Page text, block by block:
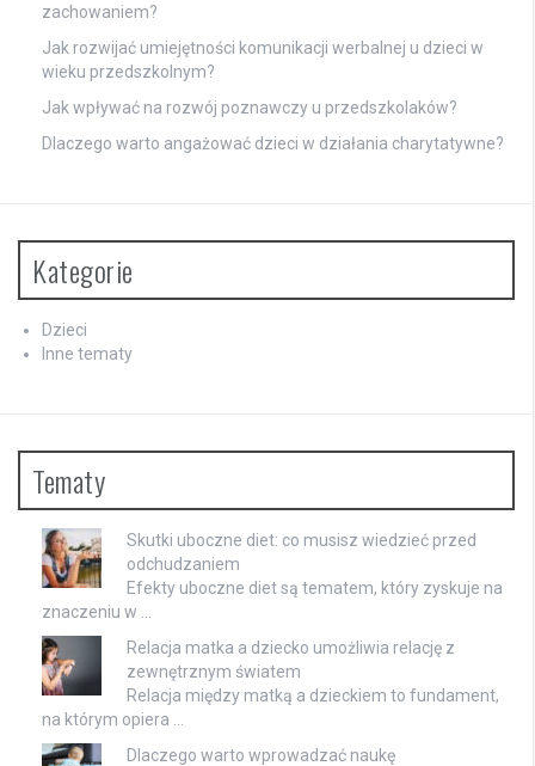
zachowaniem?
Jak rozwijać umiejętności komunikacji werbalnej u dzieci w
wieku przedszkolnym?
Jak wpływać na rozwój poznawczy u przedszkolaków?
Dlaczego warto angażować dzieci w działania charytatywne?
Kategorie
Dzieci
Inne tematy
Tematy
Skutki uboczne diet: co musisz wiedzieć przed
odchudzaniem
Efekty uboczne diet są tematem, który zyskuje na
znaczeniu w …
Relacja matka a dziecko umożliwia relację z
zewnętrznym światem
Relacja między matką a dzieckiem to fundament,
na którym opiera …
Dlaczego warto wprowadzać naukę